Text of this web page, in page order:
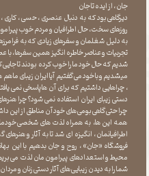
جان ، از ایده تا جان
دیرگاهی بود که به دنبال عنصری ، حسی ، کاری ،
روزهای سخت ، حال اطرافیان و مردم خوب
به دلیل شغلمان و سفرهای زیادی که به فرامرزها
تجربیات و عناصر خاطره انگیز همین سفرها ، با
شدیم که حال خود ما را خوب کرده بودند تا جایی
میشدیم و با خود می گفتیم آیا ایران زیبای ما هم
، چراهایی داشتیم که برای آن ها پاسخی نمی
دستی زیبای ایران استفاده نمی شود؟چرا
چرا حتی گاهی بومی های خود آن مناطق از این
همه این ها، به همراه لذت های شخصی
اطرافیانمان ، انگیزه ای شد تا به آثار و هنرهای
فروشگاه «جان» ، روح و جان بدهیم با این
محیط و استعدادهای پیرامون مان لذت می بریم
شما را به دیدن زیبایی های آثار دستی زنان و